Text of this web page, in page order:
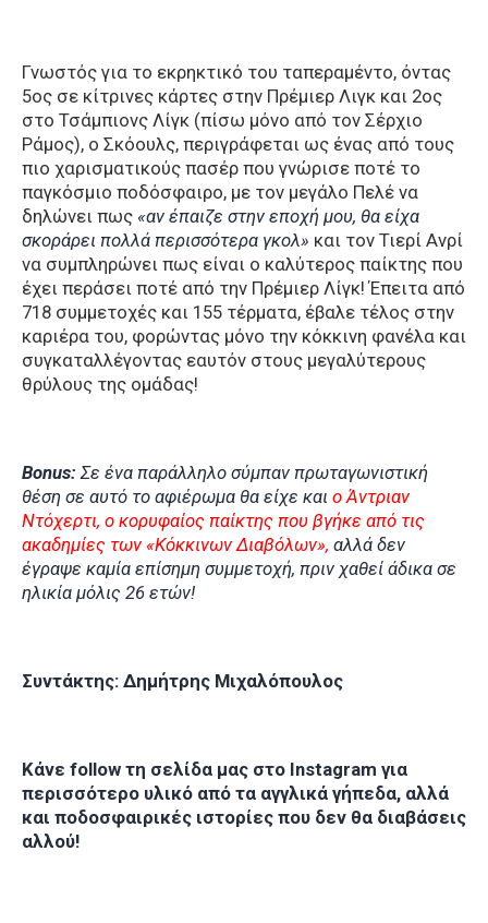
Γνωστός για το εκρηκτικό του ταπεραμέντο, όντας
5ος σε κίτρινες κάρτες στην Πρέμιερ Λιγκ και 2ος
στο Τσάμπιονς Λίγκ (πίσω μόνο από τον Σέρχιο
Ράμος), ο Σκόουλς, περιγράφεται ως ένας από τους
πιο χαρισματικούς πασέρ που γνώρισε ποτέ το
παγκόσμιο ποδόσφαιρο, με τον μεγάλο Πελέ να
δηλώνει πως «αν έπαιζε στην εποχή μου, θα είχα
σκοράρει πολλά περισσότερα γκολ» και τον Τιερί Ανρί
να συμπληρώνει πως είναι ο καλύτερος παίκτης που
έχει περάσει ποτέ από την Πρέμιερ Λίγκ! Έπειτα από
718 συμμετοχές και 155 τέρματα, έβαλε τέλος στην
καριέρα του, φορώντας μόνο την κόκκινη φανέλα και
συγκαταλλέγοντας εαυτόν στους μεγαλύτερους
θρύλους της ομάδας!
Bonus: Σε ένα παράλληλο σύμπαν πρωταγωνιστική
θέση σε αυτό το αφιέρωμα θα είχε και ο Άντριαν
Ντόχερτι, o κορυφαίος παίκτης που βγήκε από τις
ακαδημίες των «Κόκκινων Διαβόλων», αλλά δεν
έγραψε καμία επίσημη συμμετοχή, πριν χαθεί άδικα σε
ηλικία μόλις 26 ετών!
Συντάκτης: Δημήτρης Μιχαλόπουλος
Κάνε follow τη σελίδα μας στο Instagram για
περισσότερο υλικό από τα αγγλικά γήπεδα, αλλά
και ποδοσφαιρικές ιστορίες που δεν θα διαβάσεις
αλλού!